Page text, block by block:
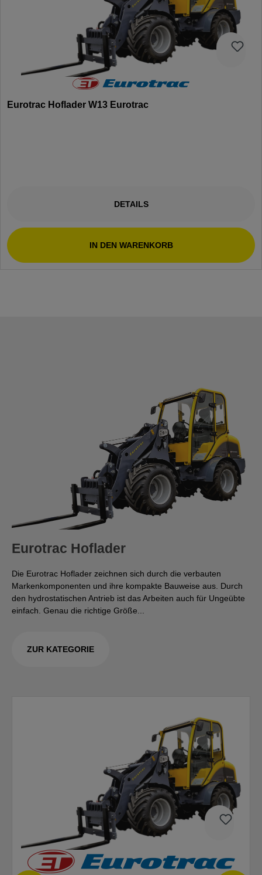
Eurotrac Hoflader W13 Eurotrac
DETAILS
IN DEN WARENKORB
Eurotrac Hoflader
Die Eurotrac Hoflader zeichnen sich durch die verbauten
Markenkomponenten und ihre kompakte Bauweise aus. Durch
den hydrostatischen Antrieb ist das Arbeiten auch für Ungeübte
einfach. Genau die richtige Größe...
ZUR KATEGORIE